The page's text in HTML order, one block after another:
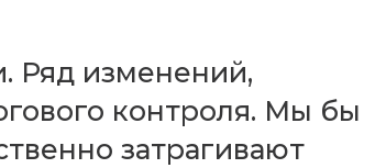
Ряд изменений,
контроля. Мы бы
затрагивают